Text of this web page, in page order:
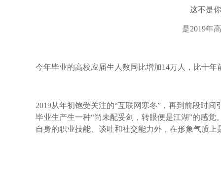
这不是
是2019年
今年毕业的高校应届生人数同比增加14万人，比十年
2019从年初饱受关注的“互联网寒冬”，再到前段时
毕业生产生一种“尚未配妥剑，转眼便是江湖”的感
自身的职业技能、谈吐和社交能力外，在形象气质上